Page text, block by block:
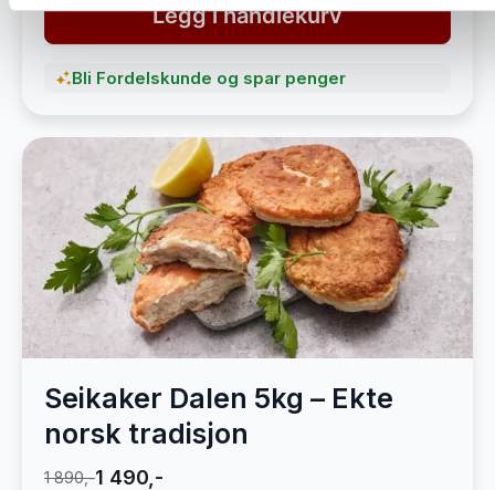
Legg i handlekurv
Bli Fordelskunde og spar penger
Seikaker Dalen 5kg – Ekte
norsk tradisjon
1 890,-1 490,-